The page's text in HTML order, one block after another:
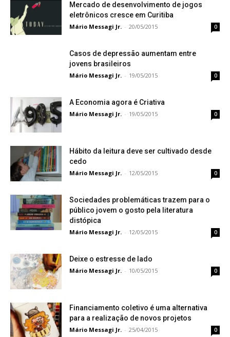
Mercado de desenvolvimento de jogos
eletrônicos cresce em Curitiba
Mário Messagi Jr. - 20/05/2015 0
Casos de depressão aumentam entre
jovens brasileiros
Mário Messagi Jr. - 19/05/2015 0
A Economia agora é Criativa
Mário Messagi Jr. - 19/05/2015 0
Hábito da leitura deve ser cultivado desde
cedo
Mário Messagi Jr. - 12/05/2015 0
Sociedades problemáticas trazem para o
público jovem o gosto pela literatura
distópica
Mário Messagi Jr. - 12/05/2015 0
Deixe o estresse de lado
Mário Messagi Jr. - 10/05/2015 0
Financiamento coletivo é uma alternativa
para a realização de novos projetos
Mário Messagi Jr. - 25/04/2015 0